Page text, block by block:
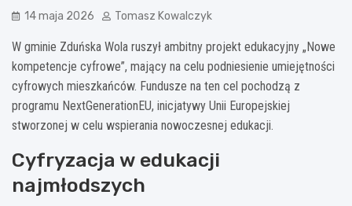
14 maja 2026 Tomasz Kowalczyk
W gminie Zduńska Wola ruszył ambitny projekt edukacyjny „Nowe
kompetencje cyfrowe”, mający na celu podniesienie umiejętności
cyfrowych mieszkańców. Fundusze na ten cel pochodzą z
programu NextGenerationEU, inicjatywy Unii Europejskiej
stworzonej w celu wspierania nowoczesnej edukacji.
Cyfryzacja w edukacji
najmłodszych